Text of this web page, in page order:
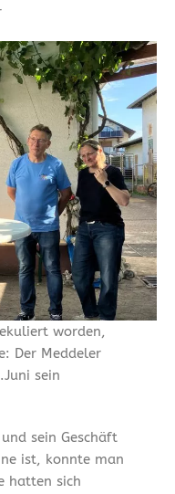
worden,
Der Meddeler
sein
sein Geschäft
ist, konnte man
hatten sich